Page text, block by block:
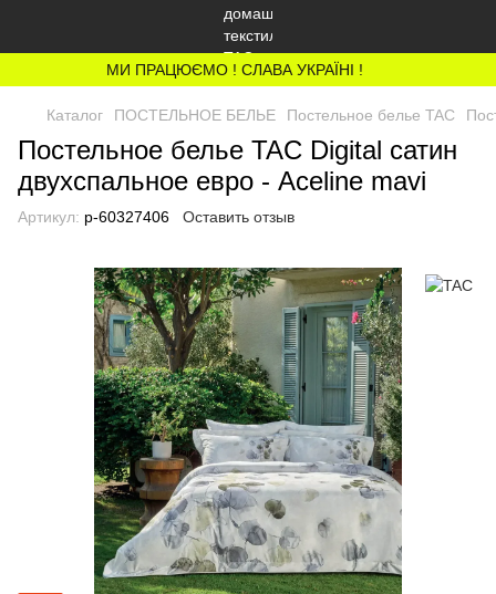
МИ ПРАЦЮЄМО ! СЛАВА УКРАЇНІ !
Каталог ПОСТЕЛЬНОЕ БЕЛЬЕ Постельное белье TAC
Постельное белье TAC Digital сатин
двухспальное евро - Aceline mavi
Артикул: p-60327406 Оставить отзыв